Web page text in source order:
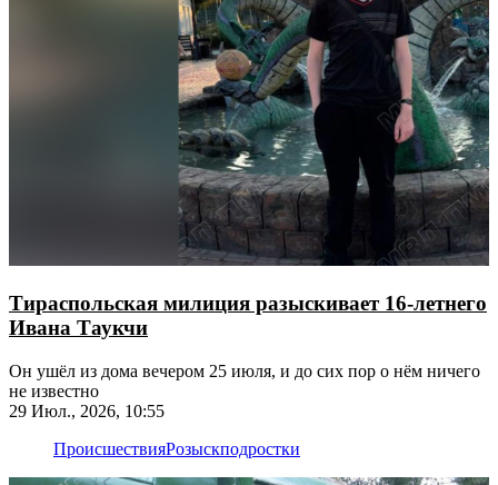
Тираспольская милиция разыскивает 16-летнего
Ивана Таукчи
Он ушёл из дома вечером 25 июля, и до сих пор о нём ничего
не известно
29 Июл., 2026, 10:55
ПроисшествияРозыскподростки